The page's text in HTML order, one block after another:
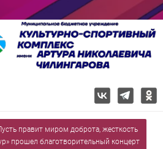
правит миром доброта, жесткость
прошел благотворительный концерт